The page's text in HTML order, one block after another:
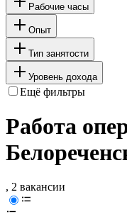
Рабочие часы
Опыт
Тип занятости
Уровень дохода
Ещё фильтры
Работа
, 2 вакансии